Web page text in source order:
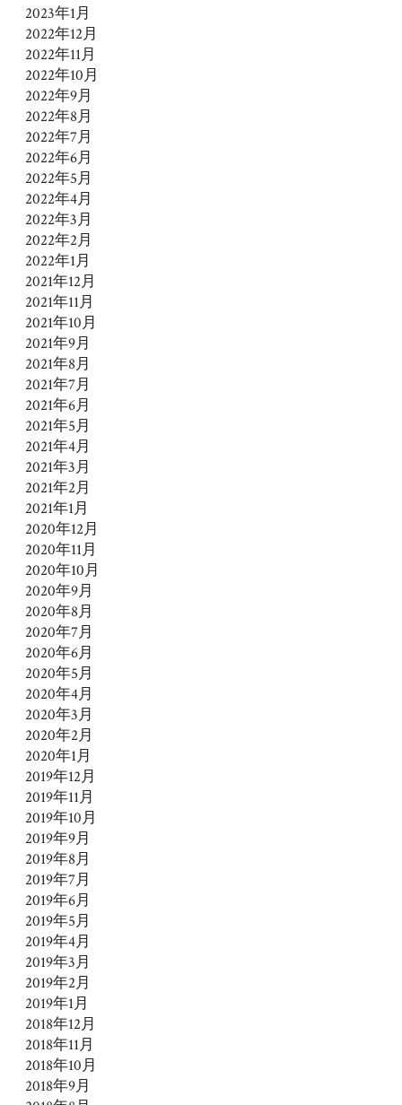
2023年1月
2022年12月
2022年11月
2022年10月
2022年9月
2022年8月
2022年7月
2022年6月
2022年5月
2022年4月
2022年3月
2022年2月
2022年1月
2021年12月
2021年11月
2021年10月
2021年9月
2021年8月
2021年7月
2021年6月
2021年5月
2021年4月
2021年3月
2021年2月
2021年1月
2020年12月
2020年11月
2020年10月
2020年9月
2020年8月
2020年7月
2020年6月
2020年5月
2020年4月
2020年3月
2020年2月
2020年1月
2019年12月
2019年11月
2019年10月
2019年9月
2019年8月
2019年7月
2019年6月
2019年5月
2019年4月
2019年3月
2019年2月
2019年1月
2018年12月
2018年11月
2018年10月
2018年9月